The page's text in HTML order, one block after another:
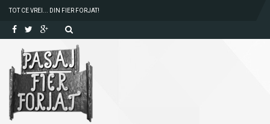
TOT CE VREI... DIN FIER FORJAT!